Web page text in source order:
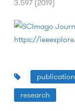
3.597 (2019)
https://
research